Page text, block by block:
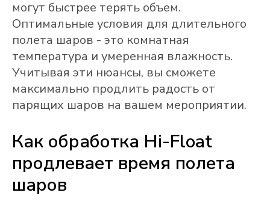
могут быстрее терять объем.
Оптимальные условия для длительного
полета шаров - это комнатная
температура и умеренная влажность.
Учитывая эти нюансы, вы сможете
максимально продлить радость от
парящих шаров на вашем мероприятии.
Как обработка Hi-Float
продлевает время полета
шаров